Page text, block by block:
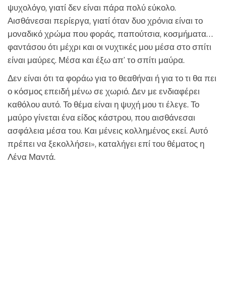
ψυχολόγο, γιατί δεν είναι πάρα πολύ εύκολο.
Αισθάνεσαι περίεργα, γιατί όταν δυο χρόνια είναι το
μοναδικό χρώμα που φοράς, παπούτσια, κοσμήματα…
φαντάσου ότι μέχρι και οι νυχτικές μου μέσα στο σπίτι
είναι μαύρες. Μέσα και έξω απ’ το σπίτι μαύρα.
Δεν είναι ότι τα φοράω για το θεαθήναι ή για το τι θα πει
ο κόσμος επειδή μένω σε χωριό. Δεν με ενδιαφέρει
καθόλου αυτό. Το θέμα είναι η ψυχή μου τι έλεγε. Το
μαύρο γίνεται ένα είδος κάστρου, που αισθάνεσαι
ασφάλεια μέσα του. Και μένεις κολλημένος εκεί. Αυτό
πρέπει να ξεκολλήσει», καταλήγει επί του θέματος η
Λένα Μαντά.